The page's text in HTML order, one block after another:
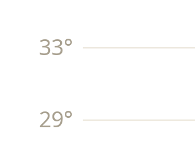
29°
33°